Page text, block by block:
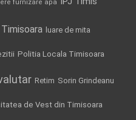
furnizare apa
luare de mita
Politia Locala Timisoara
Retim Sorin Grindeanu
de Vest din Timisoara